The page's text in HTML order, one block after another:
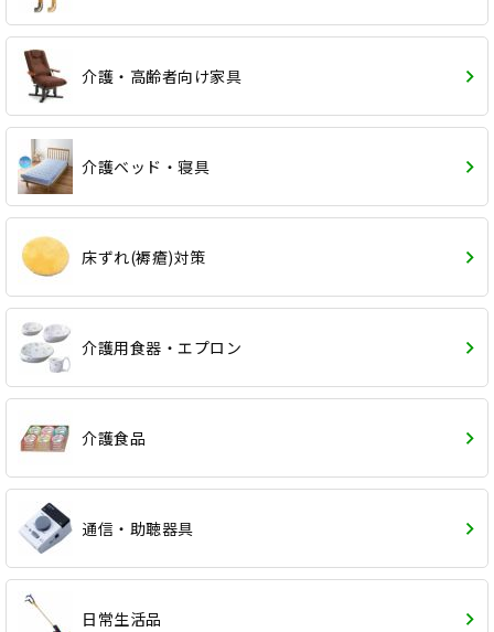
介護・高齢者向け家具
介護ベッド・寝具
床ずれ(褥瘡)対策
介護用食器・エプロン
介護食品
通信・助聴器具
日常生活品